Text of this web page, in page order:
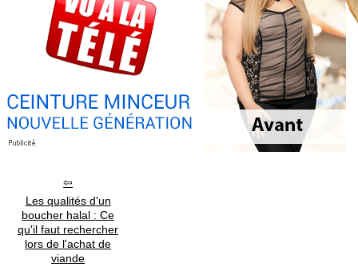
Les qualités d'un
boucher halal : Ce
qu'il faut rechercher
lors de l'achat de
viande